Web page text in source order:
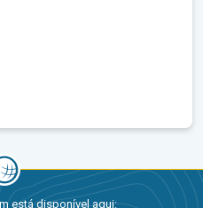
está disponível aqui: